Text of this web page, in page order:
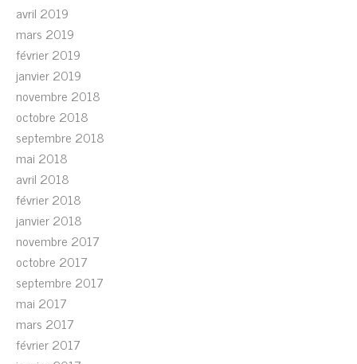
avril 2019
mars 2019
février 2019
janvier 2019
novembre 2018
octobre 2018
septembre 2018
mai 2018
avril 2018
février 2018
janvier 2018
novembre 2017
octobre 2017
septembre 2017
mai 2017
mars 2017
février 2017